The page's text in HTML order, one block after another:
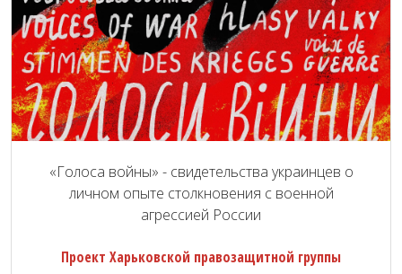
«Голоса войны» - свидетельства украинцев о
личном опыте столкновения с военной
агрессией России
Проект Харьковской правозащитной группы